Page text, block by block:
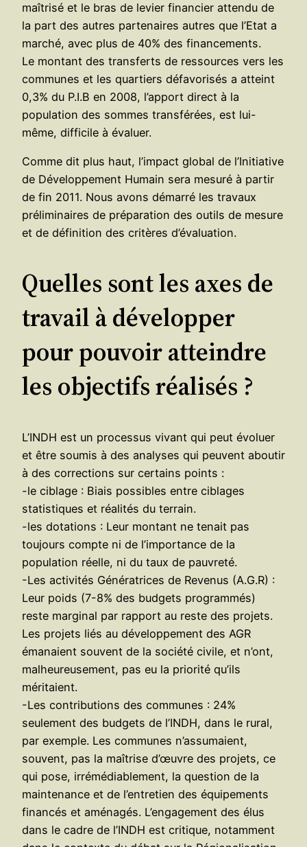
maîtrisé et le bras de levier financier attendu de
la part des autres partenaires autres que l’Etat a
marché, avec plus de 40% des financements.
Le montant des transferts de ressources vers les
communes et les quartiers défavorisés a atteint
0,3% du P.I.B en 2008, l’apport direct à la
population des sommes transférées, est lui-
même, difficile à évaluer.
Comme dit plus haut, l’impact global de l’Initiative
de Développement Humain sera mesuré à partir
de fin 2011. Nous avons démarré les travaux
préliminaires de préparation des outils de mesure
et de définition des critères d’évaluation.
Quelles sont les axes de
travail à développer
pour pouvoir atteindre
les objectifs réalisés ?
L’INDH est un processus vivant qui peut évoluer
et être soumis à des analyses qui peuvent aboutir
à des corrections sur certains points :
-le ciblage : Biais possibles entre ciblages
statistiques et réalités du terrain.
-les dotations : Leur montant ne tenait pas
toujours compte ni de l’importance de la
population réelle, ni du taux de pauvreté.
-Les activités Génératrices de Revenus (A.G.R) :
Leur poids (7-8% des budgets programmés)
reste marginal par rapport au reste des projets.
Les projets liés au développement des AGR
émanaient souvent de la société civile, et n’ont,
malheureusement, pas eu la priorité qu’ils
méritaient.
-Les contributions des communes : 24%
seulement des budgets de l’INDH, dans le rural,
par exemple. Les communes n’assumaient,
souvent, pas la maîtrise d’œuvre des projets, ce
qui pose, irrémédiablement, la question de la
maintenance et de l’entretien des équipements
financés et aménagés. L’engagement des élus
dans le cadre de l’INDH est critique, notamment